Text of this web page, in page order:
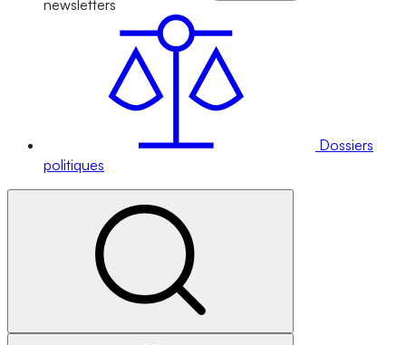
newsletters
Dossiers
politiques